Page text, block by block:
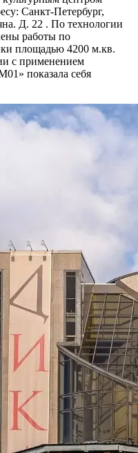
Санкт-Петербург,
Д. 22 . По технологии
работы по
площадью 4200 м.кв.
с применением
показала себя